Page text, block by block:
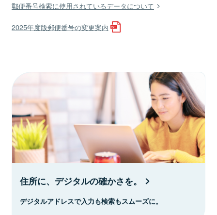
郵便番号検索に使用されているデータについて
2025年度版郵便番号の変更案内
住所に、デジタルの確かさを。
デジタルアドレスで入力も検索もスムーズに。